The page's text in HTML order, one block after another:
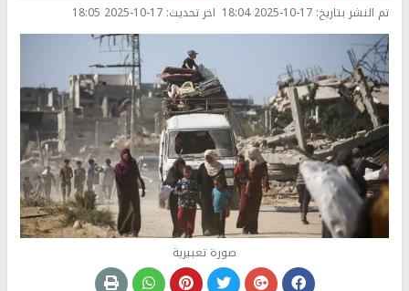
تم النشر بتاريخ: 2025-10-17 18:04 اخر تحديث: 2025-10-17 18:05
صورة تعبيرية